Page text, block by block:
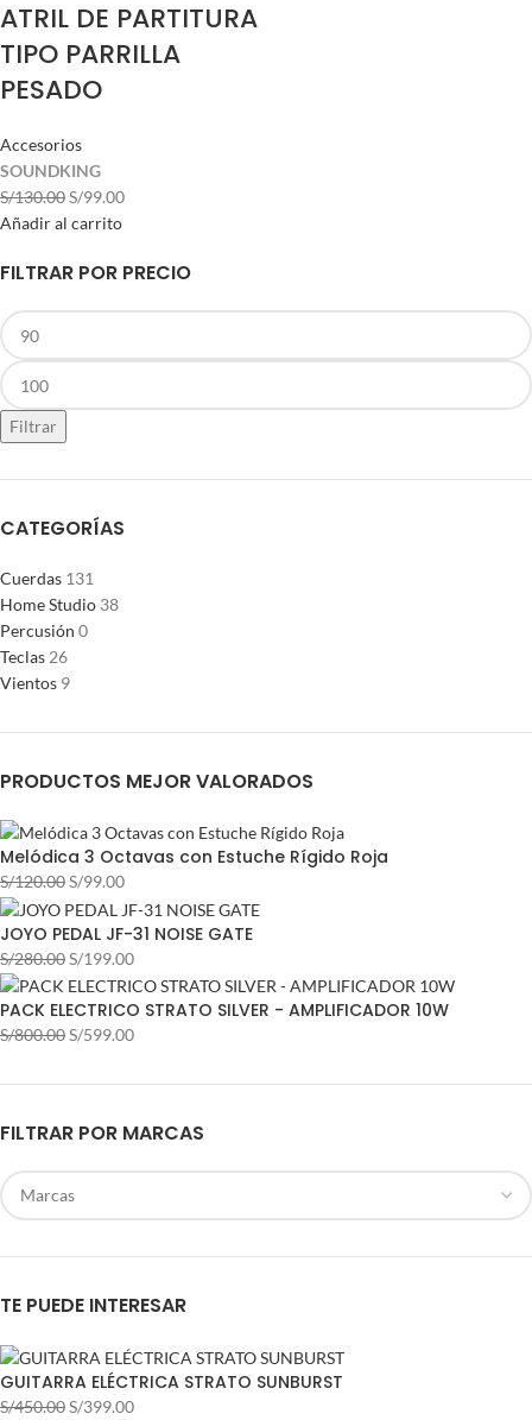
FILTRAR POR PRECIO
Filtrar
CATEGORÍAS
Cuerdas 131
Home Studio 38
Percusión 0
Teclas 26
Vientos 9
PRODUCTOS MEJOR VALORADOS
Melódica 3 Octavas con Estuche Rígido Roja
S/120.00S/99.00
JOYO PEDAL JF-31 NOISE GATE
S/280.00S/199.00
PACK ELECTRICO STRATO SILVER - AMPLIFICADOR 10W
S/800.00S/599.00
FILTRAR POR MARCAS
TE PUEDE INTERESAR
GUITARRA ELÉCTRICA STRATO SUNBURST
S/450.00S/399.00
ATRIL DE PARTITURA
TIPO PARRILLA
PESADO
Accesorios
SOUNDKING
S/130.00S/99.00
Añadir al carrito